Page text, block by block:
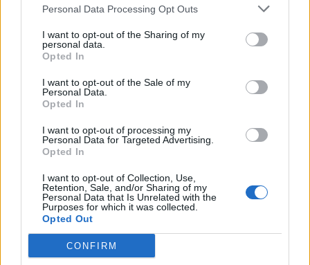
Personal Data Processing Opt Outs
I want to opt-out of the Sharing of my
personal data.
Opted In
I want to opt-out of the Sale of my
Personal Data.
Opted In
I want to opt-out of processing my
Personal Data for Targeted Advertising.
Opted In
I want to opt-out of Collection, Use,
Retention, Sale, and/or Sharing of my
Personal Data that Is Unrelated with the
Purposes for which it was collected.
Opted Out
CONFIRM
Tietosuojalauseke
Mediatiedot
RSS-ohje
Jocka
Päivän Lehti
Lifestyle
Koti & Asuminen
Viihde
StaraTV
Autot
Elokuvat
Some
YouTube
Instagram